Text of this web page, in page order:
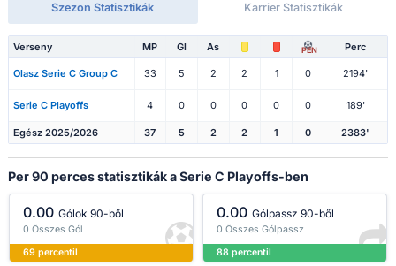
Szezon Statisztikák Karrier Statisztikák
Verseny MP Gl As PEN Perc
Olasz Serie C Group C 33 5 2 2 1 0 2194'
Serie C Playoffs 4 0 0 0 0 0 189'
Egész 2025/2026 37 5 2 2 1 0 2383'
Per 90 perces statisztikák a Serie C Playoffs-ben
0.00 Gólok 90-ből
0 Összes Gól
69 percentil
0.00 Gólpassz 90-ből
0 Összes Gólpassz
88 percentil